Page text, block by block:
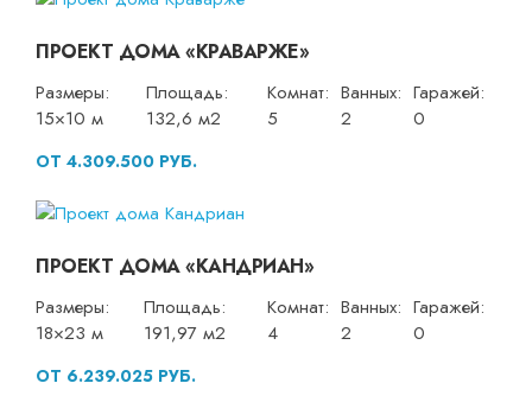
ПРОЕКТ ДОМА «КРАВАРЖЕ»
Размеры:
15×10 м
Площадь:
132,6 м2
Комнат:
5
Ванных:
2
Гаражей:
0
ОТ 4.309.500 РУБ.
ПРОЕКТ ДОМА «КАНДРИАН»
Размеры:
18×23 м
Площадь:
191,97 м2
Комнат:
4
Ванных:
2
Гаражей:
0
ОТ 6.239.025 РУБ.